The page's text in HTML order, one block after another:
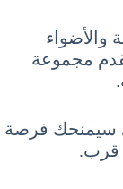
والأضواء
مجموعة
سيمنحك فرصة
قرب.